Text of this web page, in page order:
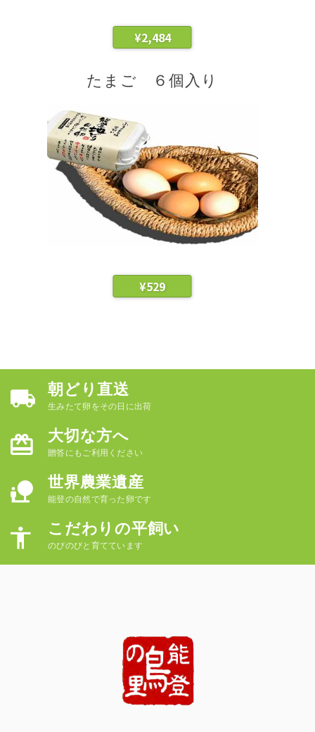
¥2,484
たまご ６個入り
¥529
朝どり直送
生みたて卵をその日に出荷
大切な方へ
贈答にもご利用ください
世界農業遺産
能登の自然で育った卵です
こだわりの平飼い
のびのびと育てています